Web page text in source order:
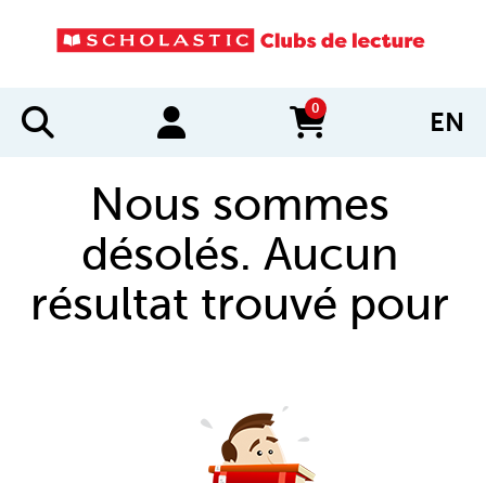
0
items in cart EN
Nous sommes
désolés. Aucun
résultat trouvé pour